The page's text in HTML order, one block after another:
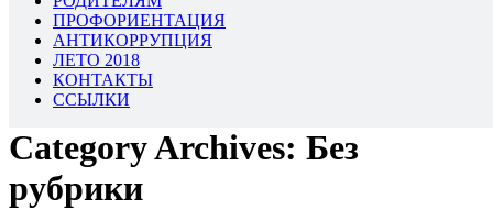
ПРОФОРИЕНТАЦИЯ
АНТИКОРРУПЦИЯ
ЛЕТО 2018
КОНТАКТЫ
ССЫЛКИ
Category Archives: Без
рубрики